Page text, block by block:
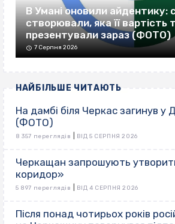
В Умані оновили айдентику:
створювали, яка її вартість
презентували зараз (ФОТО)
7 Серпня 2026
НАЙБІЛЬШЕ ЧИТАЮТЬ
На дамбі біля Черкас загинув у
(ФОТО)
8 357 переглядів ВІД 5 СЕРПНЯ 2026
Черкащан запрошують
коридор»
5 897 переглядів ВІД 4 СЕРПНЯ 2026
Після понад чотирьох років